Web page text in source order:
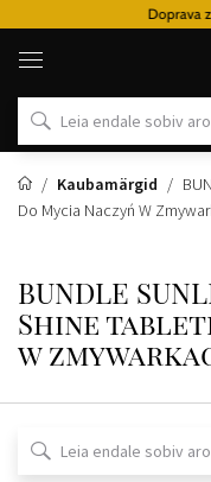
Doprava
Kaubamärgid
Do Mycia Naczyń W
BUNDLE
Shine
w